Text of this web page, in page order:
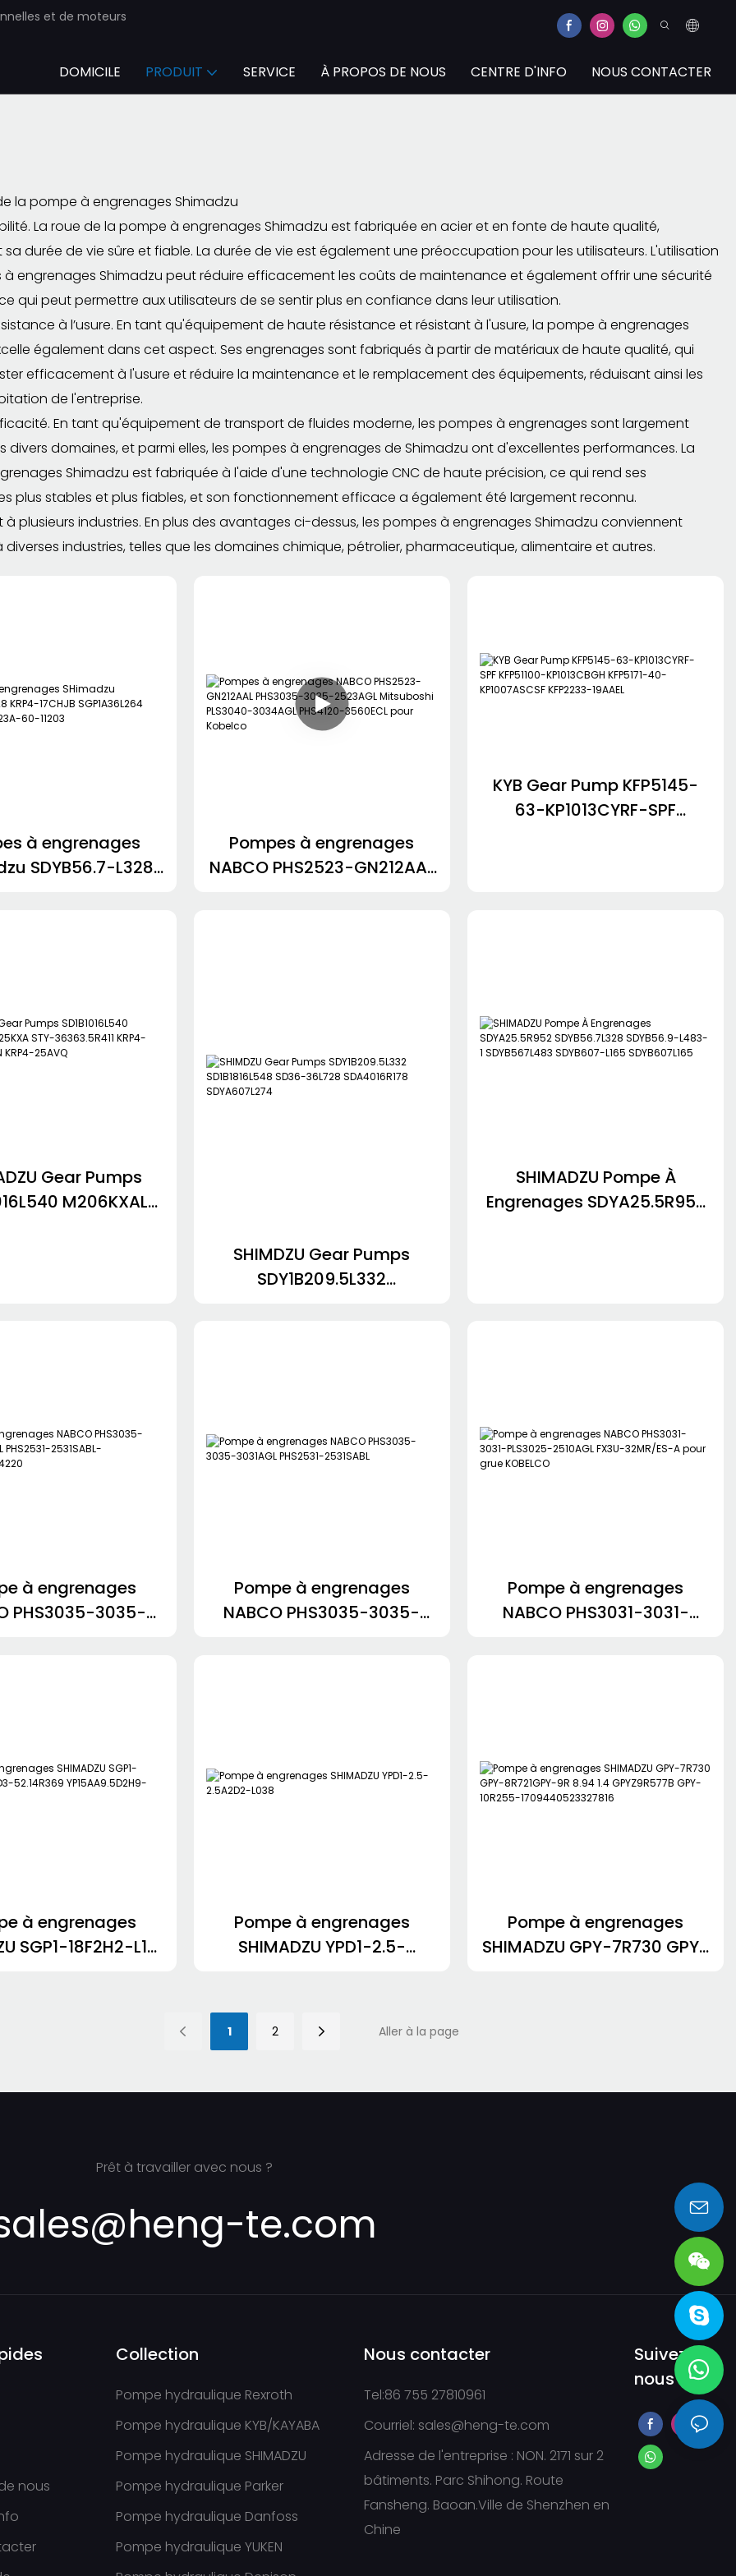
et de moteurs
DOMICILE PRODUIT SERVICE À PROPOS DE NOUS CENTRE D'INFO NOUS CONTACTER
la pompe à engrenages Shimadzu
La roue de la pompe à engrenages Shimadzu est fabriquée en acier et en fonte de haute qualité,
durée de vie sûre et fiable. La durée de vie est également une préoccupation pour les utilisateurs. L'utilisation
engrenages Shimadzu peut réduire efficacement les coûts de maintenance et également offrir une sécurité
qui peut permettre aux utilisateurs de se sentir plus en confiance dans leur utilisation.
à l’usure. En tant qu'équipement de haute résistance et résistant à l'usure, la pompe à engrenages
également dans cet aspect. Ses engrenages sont fabriqués à partir de matériaux de haute qualité, qui
efficacement à l'usure et réduire la maintenance et le remplacement des équipements, réduisant ainsi les
de l'entreprise.
En tant qu'équipement de transport de fluides moderne, les pompes à engrenages sont largement
divers domaines, et parmi elles, les pompes à engrenages de Shimadzu ont d'excellentes performances. La
Shimadzu est fabriquée à l'aide d'une technologie CNC de haute précision, ce qui rend ses
plus stables et plus fiables, et son fonctionnement efficace a également été largement reconnu.
à plusieurs industries. En plus des avantages ci-dessus, les pompes à engrenages Shimadzu conviennent
industries, telles que les domaines chimique, pétrolier, pharmaceutique, alimentaire et autres.
à engrenages
SDYB56.7-L328
Pompes à engrenages
NABCO PHS2523-GN212AAL
KYB Gear Pump KFP5145-
63-KP1013CYRF-SPF
Gear Pumps
M206KXAL
SHIMDZU Gear Pumps
SDY1B209.5L332
SHIMADZU Pompe À
Engrenages SDYA25.5R952
à engrenages
PHS3035-3035-
Pompe à engrenages
NABCO PHS3035-3035-
Pompe à engrenages
NABCO PHS3031-3031-
à engrenages
SGP1-18F2H2-L101
Pompe à engrenages
SHIMADZU YPD1-2.5-
Pompe à engrenages
SHIMADZU GPY-7R730 GPY-
1 2
Prêt à travailler avec nous ?
te.com
nous
Collection
Pompe hydraulique Rexroth
Pompe hydraulique KYB/KAYABA
Pompe hydraulique SHIMADZU
Pompe hydraulique Parker
Pompe hydraulique Danfoss
Pompe hydraulique YUKEN
Nous contacter
Tel:86 755 27810961
Courriel: sales@heng-te.com
Adresse de l'entreprise : NON. 2171 sur 2
bâtiments. Parc Shihong. Route
Fansheng. Baoan.Ville de Shenzhen en
Chine
Suivez-
nous